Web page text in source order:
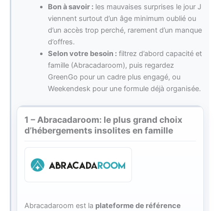
Bon à savoir :les mauvaises surprises le jour J
viennent surtout d’un âge minimum oublié ou
d’un accès trop perché, rarement d’un manque
d’offres.
Selon votre besoin :filtrez d’abord capacité et
famille (Abracadaroom), puis regardez
GreenGo pour un cadre plus engagé, ou
Weekendesk pour une formule déjà organisée.
1 – Abracadaroom: le plus grand choix
d’hébergements insolites en famille
Abracadaroom est la plateforme de référence